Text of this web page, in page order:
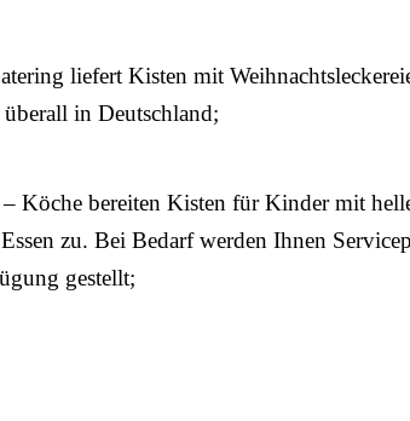
liefert Kisten mit
in Deutschland;
Köche bereiten Kisten für Kinder mit
zu. Bei Bedarf werden Ihnen
gestellt;